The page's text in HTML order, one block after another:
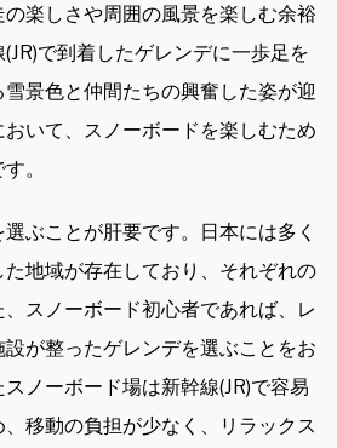
楽しさや周囲の風景を楽しむ余裕
で到着したゲレンデに一歩足を
景色と仲間たちの興奮した姿が迎
いて、スノーボードを楽しむため
。
ぶことが肝要です。日本には多く
地域が存在しており、それぞれの
スノーボード初心者であれば、レ
が整ったゲレンデを選ぶことをお
ノーボード場は新幹線(JR)で容易
移動の負担が少なく、リラックス